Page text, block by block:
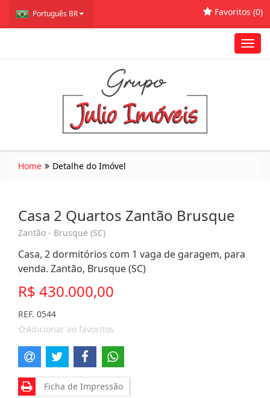
Português BR Favoritos (0)
Home Detalhe do Imóvel
Casa 2 Quartos Zantão Brusque
Zantão - Brusque (SC)
Casa, 2 dormitórios com 1 vaga de garagem, para
venda. Zantão, Brusque (SC)
R$ 430.000,00
REF. 0544
Adicionar ao favoritos
Ficha de Impressão